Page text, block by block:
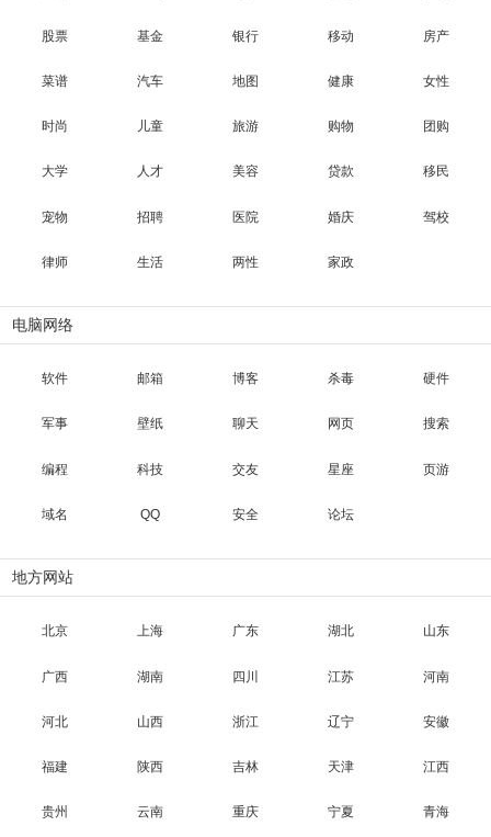
股票 基金 银行 移动 房产
菜谱 汽车 地图 健康 女性
时尚 儿童 旅游 购物 团购
大学 人才 美容 贷款 移民
宠物 招聘 医院 婚庆 驾校
律师 生活 两性 家政
电脑网络
软件 邮箱 博客 杀毒 硬件
军事 壁纸 聊天 网页 搜索
编程 科技 交友 星座 页游
域名 QQ 安全 论坛
地方网站
北京 上海 广东 湖北 山东
广西 湖南 四川 江苏 河南
河北 山西 浙江 辽宁 安徽
福建 陕西 吉林 天津 江西
贵州 云南 重庆 宁夏 青海